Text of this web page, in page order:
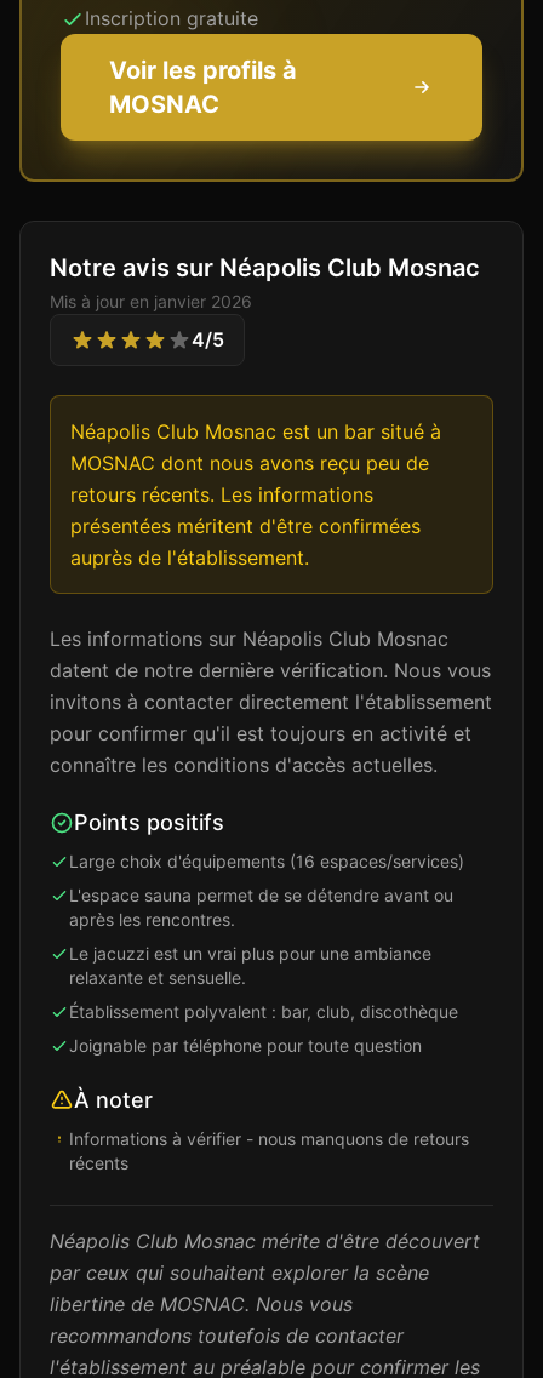
Inscription gratuite
Voir les profils à
MOSNAC
Notre avis sur Néapolis Club Mosnac
Mis à jour en janvier 2026
4/5
Néapolis Club Mosnac est un bar situé à
MOSNAC dont nous avons reçu peu de
retours récents. Les informations
présentées méritent d'être confirmées
auprès de l'établissement.
Les informations sur Néapolis Club Mosnac
datent de notre dernière vérification. Nous vous
invitons à contacter directement l'établissement
pour confirmer qu'il est toujours en activité et
connaître les conditions d'accès actuelles.
Points positifs
Large choix d'équipements (16 espaces/services)
L'espace sauna permet de se détendre avant ou
après les rencontres.
Le jacuzzi est un vrai plus pour une ambiance
relaxante et sensuelle.
Établissement polyvalent : bar, club, discothèque
Joignable par téléphone pour toute question
À noter
Informations à vérifier - nous manquons de retours
récents
Néapolis Club Mosnac mérite d'être découvert
par ceux qui souhaitent explorer la scène
libertine de MOSNAC. Nous vous
recommandons toutefois de contacter
l'établissement au préalable pour confirmer les